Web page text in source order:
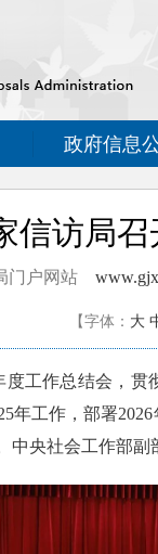
政府信息
信访局
门户网站
【字体： 大
工作总结会，贯
年工作，部署
中央社会工作部